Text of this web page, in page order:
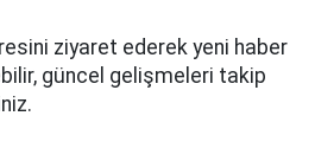
ziyaret ederek yeni haber
güncel gelişmeleri takip